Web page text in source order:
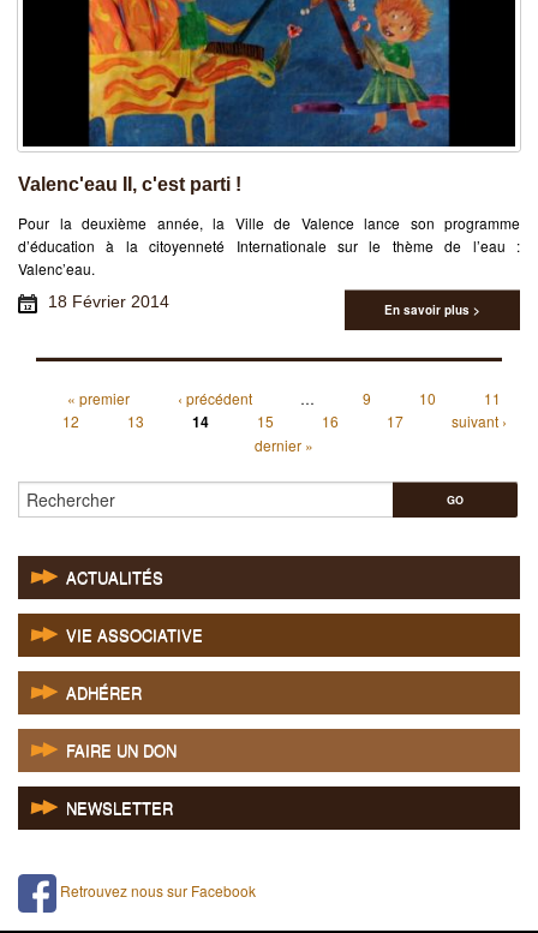
Valenc'eau II, c'est parti !
Pour la deuxième année, la Ville de Valence lance son programme
d’éducation à la citoyenneté Internationale sur le thème de l’eau :
Valenc’eau.
18 Février 2014 En savoir plus >
Pages
« premier ‹ précédent … 9 10
11
12
13 14 15 16 17
suivant ›
dernier »
Rechercher
ACTUALITÉS
VIE ASSOCIATIVE
ADHÉRER
FAIRE UN DON
NEWSLETTER
Retrouvez nous sur Facebook